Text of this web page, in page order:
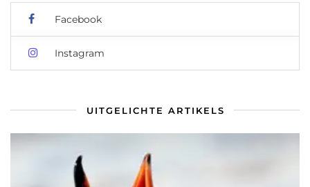
Facebook
Instagram
UITGELICHTE ARTIKELS